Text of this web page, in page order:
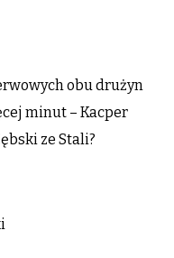
obu drużyn
minut – Kacper
ze Stali?